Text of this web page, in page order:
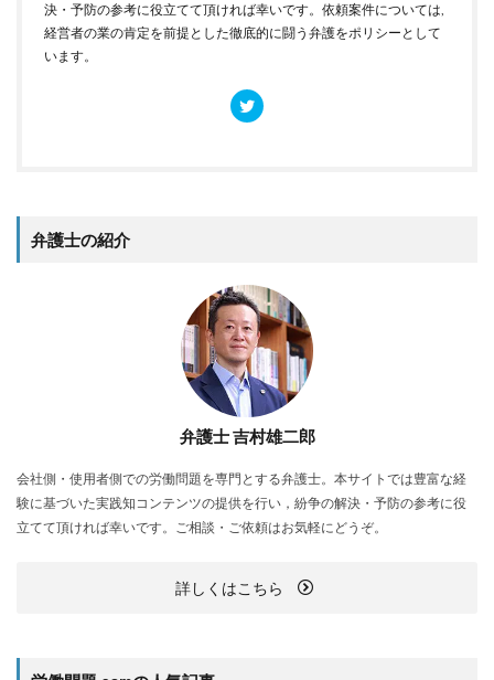
決・予防の参考に役立てて頂ければ幸いです。依頼案件については,
経営者の業の肯定を前提とした徹底的に闘う弁護をポリシーとして
います。
弁護士の紹介
弁護士 吉村雄二郎
会社側・使用者側での労働問題を専門とする弁護士。本サイトでは豊富な経
験に基づいた実践知コンテンツの提供を行い，紛争の解決・予防の参考に役
立てて頂ければ幸いです。ご相談・ご依頼はお気軽にどうぞ。
詳しくはこちら